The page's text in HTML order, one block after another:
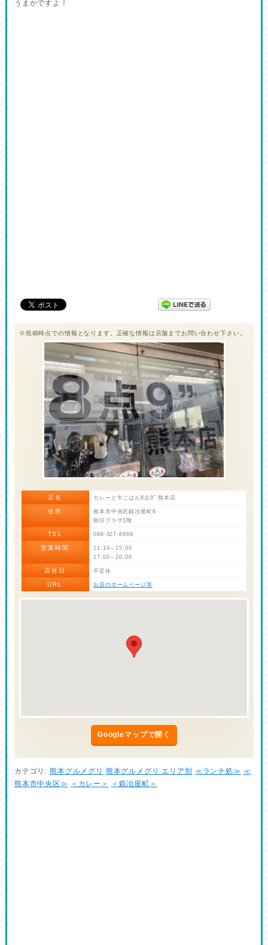
うまかですよ！
※投稿時点での情報となります。正確な情報は店舗までお問い合わせ下さい。
店名 カレーと牛ごはん8点9” 熊本店
住所
熊本市中央区鍛冶屋町6
朝日プラザ1階
TEL 096-327-8969
営業時間
11:10～15:00
17:00～20:00
店休日 不定休
URL お店のホームページ等
Googleマップで開く
カテゴリ: 熊本グルメグリ 熊本グルメグリ エリア別 ≪ランチ処≫ ≪
熊本市中央区≫
＜カレー＞ ＜鍛冶屋町＞